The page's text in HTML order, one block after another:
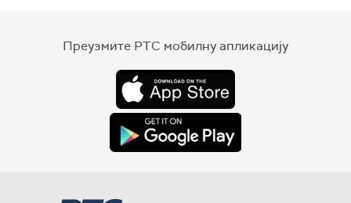
Преузмите РТС мобилну апликацију